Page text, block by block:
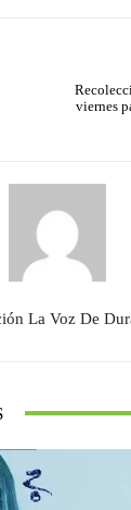
viernes
La Voz De